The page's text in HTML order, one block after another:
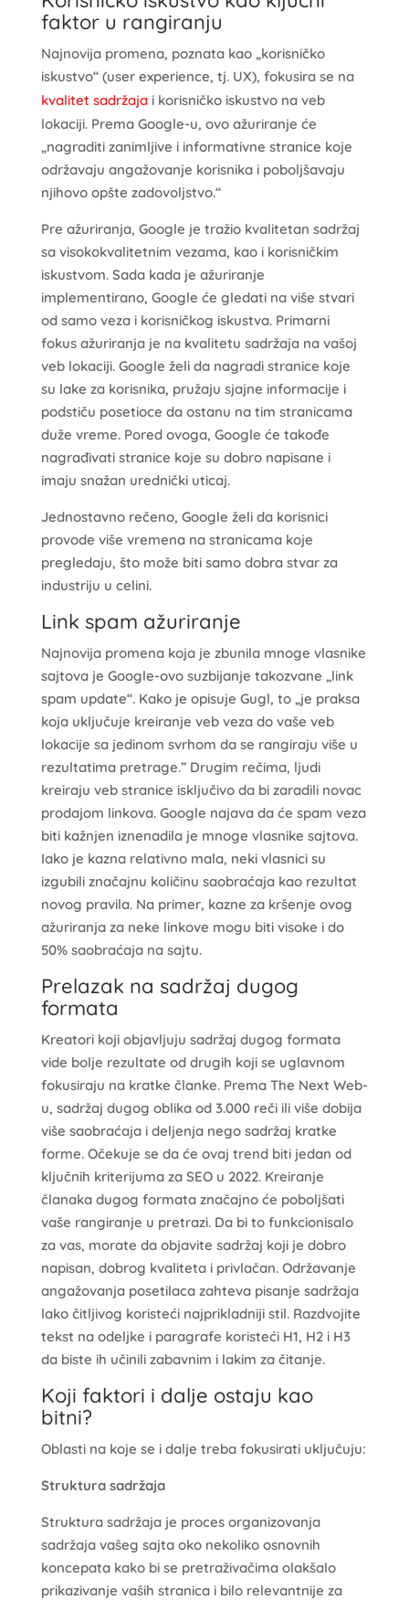
faktor u rangiranju
Najnovija promena, poznata kao „korisničko
iskustvo“ (user experience, tj. UX), fokusira se na
kvalitet sadržajai korisničko iskustvo na veb
lokaciji. Prema Google-u, ovo ažuriranje će
„nagraditi zanimljive i informativne stranice koje
održavaju angažovanje korisnika i poboljšavaju
njihovo opšte zadovoljstvo.“
Pre ažuriranja, Google je tražio kvalitetan sadržaj
sa visokokvalitetnim vezama, kao i korisničkim
iskustvom. Sada kada je ažuriranje
implementirano, Google će gledati na više stvari
od samo veza i korisničkog iskustva. Primarni
fokus ažuriranja je na kvalitetu sadržaja na vašoj
veb lokaciji. Google želi da nagradi stranice koje
su lake za korisnika, pružaju sjajne informacije i
podstiču posetioce da ostanu na tim stranicama
duže vreme. Pored ovoga, Google će takođe
nagrađivati stranice koje su dobro napisane i
imaju snažan urednički uticaj.
Jednostavno rečeno, Google želi da korisnici
provode više vremena na stranicama koje
pregledaju, što može biti samo dobra stvar za
industriju u celini.
Link spam ažuriranje
Najnovija promena koja je zbunila mnoge vlasnike
sajtova je Google-ovo suzbijanje takozvane „link
spam update“. Kako je opisuje Gugl, to „je praksa
koja uključuje kreiranje veb veza do vaše veb
lokacije sa jedinom svrhom da se rangiraju više u
rezultatima pretrage.” Drugim rečima, ljudi
kreiraju veb stranice isključivo da bi zaradili novac
prodajom linkova. Google najava da će spam veza
biti kažnjen iznenadila je mnoge vlasnike sajtova.
Iako je kazna relativno mala, neki vlasnici su
izgubili značajnu količinu saobraćaja kao rezultat
novog pravila. Na primer, kazne za kršenje ovog
ažuriranja za neke linkove mogu biti visoke i do
50% saobraćaja na sajtu.
Prelazak na sadržaj dugog
formata
Kreatori koji objavljuju sadržaj dugog formata
vide bolje rezultate od drugih koji se uglavnom
fokusiraju na kratke članke. Prema The Next Web-
u, sadržaj dugog oblika od 3.000 reči ili više dobija
više saobraćaja i deljenja nego sadržaj kratke
forme. Očekuje se da će ovaj trend biti jedan od
ključnih kriterijuma za SEO u 2022. Kreiranje
članaka dugog formata značajno će poboljšati
vaše rangiranje u pretrazi. Da bi to funkcionisalo
za vas, morate da objavite sadržaj koji je dobro
napisan, dobrog kvaliteta i privlačan. Održavanje
angažovanja posetilaca zahteva pisanje sadržaja
lako čitljivog koristeći najprikladniji stil. Razdvojite
tekst na odeljke i paragrafe koristeći H1, H2 i H3
da biste ih učinili zabavnim i lakim za čitanje.
Koji faktori i dalje ostaju kao
bitni?
Oblasti na koje se i dalje treba fokusirati uključuju:
Struktura sadržaja
Struktura sadržaja je proces organizovanja
sadržaja vašeg sajta oko nekoliko osnovnih
koncepata kako bi se pretraživačima olakšalo
prikazivanje vaših stranica i bilo relevantnije za